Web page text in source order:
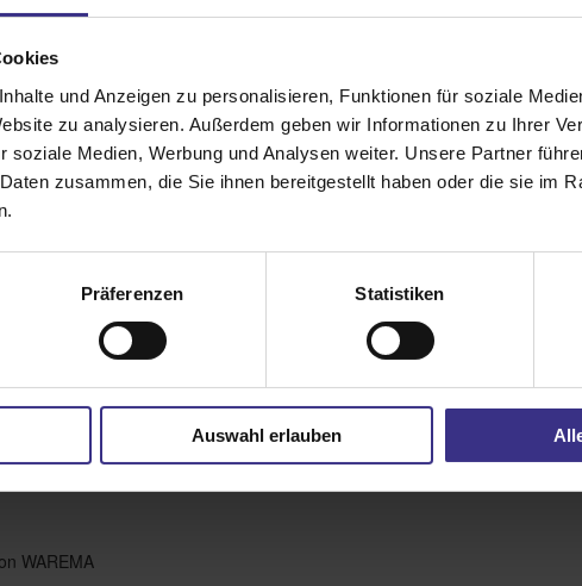
und Anzeigen zu personalisieren, Funktionen für soziale
zu analysieren. Außerdem geben wir Informationen zu Ihrer
soziale Medien, Werbung und Analysen weiter. Unsere Partner
zusammen, die Sie ihnen bereitgestellt haben oder die sie im
Präferenzen Statistiken
Auswahl erlauben
ohne Kompromisse. Die Terrassen-Markise überzeugt
Formen und ist dadurch gleichermaßen für
Die Seitendeckel der Markise können ohne
dadurch die puristische Anmutung.
unabhängige integrierte, dimmbare LED-
geschlossenen Zustand – direktes oder Ambientelicht,
Volant-Rollo gewährleistet Privatsphäre und
Abendstunden sorgt. Dank der WMS-
bedienen und automatisch vor Unwetter schützen.
mit der gesamten WAREMA Farbwelt und über 200
WAREMA